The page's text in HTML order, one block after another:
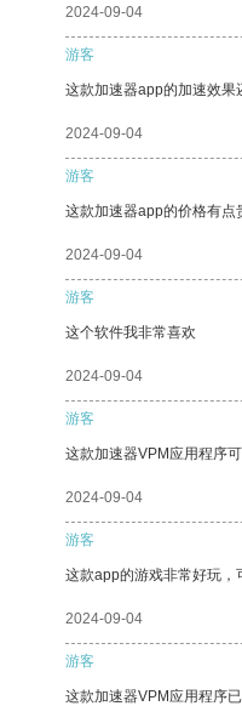
2024-09-04
游客
这款加速器app的加速效果
2024-09-04
游客
这款加速器app的价格有点
2024-09-04
游客
这个软件我非常喜欢
2024-09-04
游客
这款加速器VPM应用程序
2024-09-04
游客
这款app的游戏非常好玩，
2024-09-04
游客
这款加速器VPM应用程序